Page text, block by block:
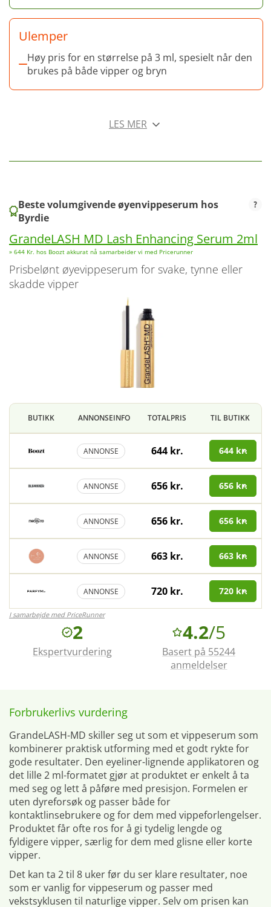
Ulemper
Høy pris for en størrelse på 3 ml, spesielt når den
brukes på både vipper og bryn
LES MER
Beste volumgivende øyenvippeserum hos
Byrdie
GrandeLASH MD Lash Enhancing Serum 2ml
» 644 Kr. hos Boozt akkurat nå samarbeider vi med Pricerunner
Prisbelønt øyevippeserum for svake, tynne eller
skadde vipper
BUTIKK ANNONSEINFO TOTALPRIS TIL BUTIKK
ANNONSE 644 kr. 644 kr.
ANNONSE 656 kr. 656 kr.
ANNONSE 656 kr. 656 kr.
ANNONSE 663 kr. 663 kr.
ANNONSE 720 kr. 720 kr.
I samarbejde med PriceRunner
2
Ekspertvurdering
4.2/5
Basert på 55244
anmeldelser
Forbrukerlivs vurdering
GrandeLASH-MD skiller seg ut som et vippeserum som
kombinerer praktisk utforming med et godt rykte for
gode resultater. Den eyeliner-lignende applikatoren og
det lille 2 ml-formatet gjør at produktet er enkelt å ta
med seg og lett å påføre med presisjon. Formelen er
uten dyreforsøk og passer både for
kontaktlinsebrukere og for dem med vippeforlengelser.
Produktet får ofte ros for å gi tydelig lengde og
fyldigere vipper, særlig for dem med glisne eller korte
vipper.
Det kan ta 2 til 8 uker før du ser klare resultater, noe
som er vanlig for vippeserum og passer med
vekstsyklusen til naturlige vipper. Selv om prisen kan